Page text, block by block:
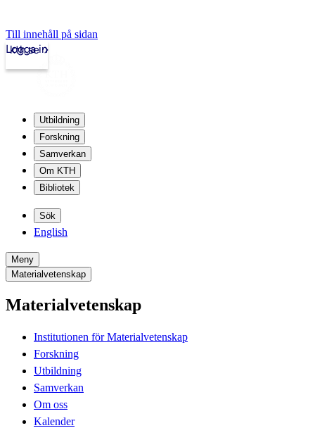
Till innehåll på sidan
kth.se
Logga in
Utbildning
Forskning
Samverkan
Om KTH
Bibliotek
Sök
English
Meny
Materialvetenskap
Materialvetenskap
Institutionen för Materialvetenskap
Forskning
Utbildning
Samverkan
Om oss
Kalender